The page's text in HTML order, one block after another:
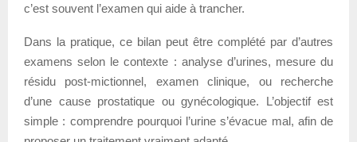
c’est souvent l’examen qui aide à trancher.
Dans la pratique, ce bilan peut être complété par d’autres
examens selon le contexte : analyse d’urines, mesure du
résidu post-mictionnel, examen clinique, ou recherche
d’une cause prostatique ou gynécologique. L’objectif est
simple : comprendre pourquoi l’urine s’évacue mal, afin de